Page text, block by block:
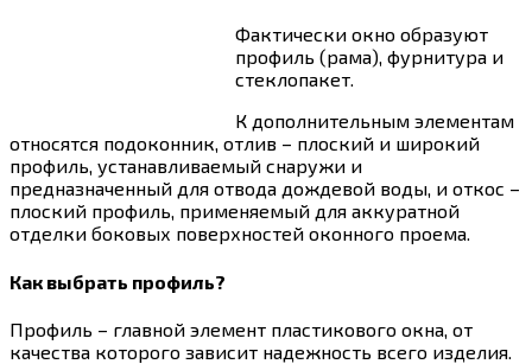
Фактически окно образуют
профиль (рама), фурнитура и
стеклопакет.
К дополнительным элементам
относятся подоконник, отлив – плоский и широкий
профиль, устанавливаемый снаружи и
предназначенный для отвода дождевой воды, и откос –
плоский профиль, применяемый для аккуратной
отделки боковых поверхностей оконного проема.
Как выбрать профиль?
Профиль – главной элемент пластикового окна, от
качества которого зависит надежность всего изделия.